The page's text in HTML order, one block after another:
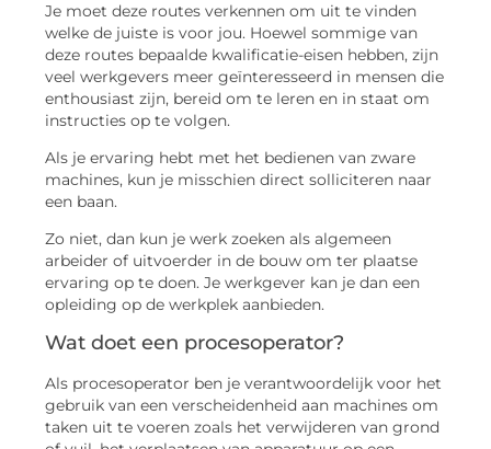
Je moet deze routes verkennen om uit te vinden
welke de juiste is voor jou. Hoewel sommige van
deze routes bepaalde kwalificatie-eisen hebben, zijn
veel werkgevers meer geïnteresseerd in mensen die
enthousiast zijn, bereid om te leren en in staat om
instructies op te volgen.
Als je ervaring hebt met het bedienen van zware
machines, kun je misschien direct solliciteren naar
een baan.
Zo niet, dan kun je werk zoeken als algemeen
arbeider of uitvoerder in de bouw om ter plaatse
ervaring op te doen. Je werkgever kan je dan een
opleiding op de werkplek aanbieden.
Wat doet een procesoperator?
Als procesoperator ben je verantwoordelijk voor het
gebruik van een verscheidenheid aan machines om
taken uit te voeren zoals het verwijderen van grond